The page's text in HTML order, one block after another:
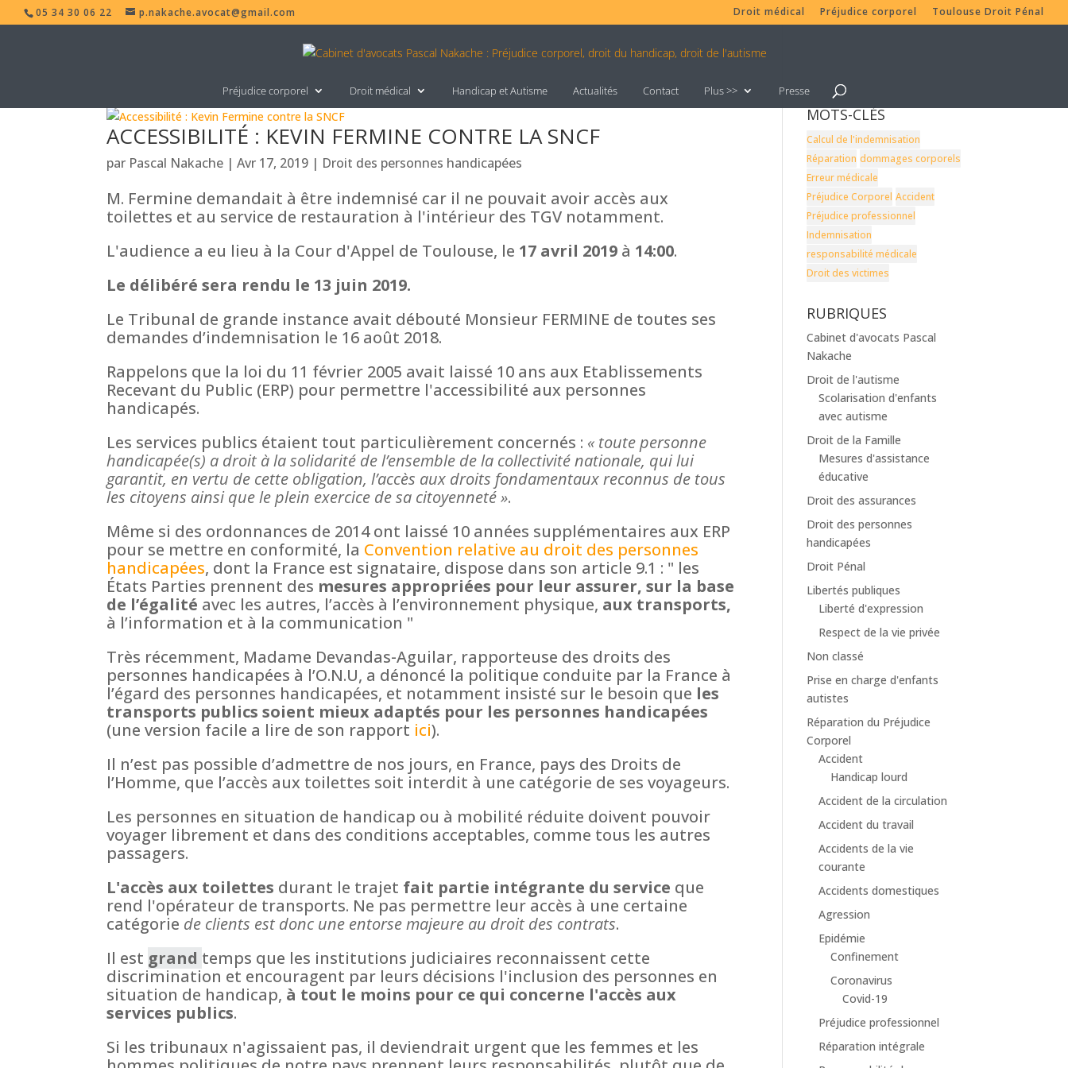
05 34 30 06 22 p.nakache.avocat@gmail.com Droit médical Préjudice corporel Toulouse Droit Pénal
Préjudice corporel Droit médical Handicap et Autisme Actualités Contact Plus >> Presse
ACCESSIBILITÉ : KEVIN FERMINE CONTRE LA SNCF
par Pascal Nakache |Avr 17, 2019 | Droit des personnes handicapées
M. Fermine demandait à être indemnisé car il ne pouvait avoir accès aux
toilettes et au service de restauration à l'intérieur des TGV notamment.
L'audience a eu lieu à la Cour d'Appel de Toulouse, le 17 avril 2019 à 14:00.
Le délibéré sera rendu le 13 juin 2019.
Le Tribunal de grande instance avait débouté Monsieur FERMINE de toutes ses
demandes d’indemnisation le 16 août 2018.
Rappelons que la loi du 11 février 2005 avait laissé 10 ans aux Etablissements
Recevant du Public (ERP) pour permettre l'accessibilité aux personnes
handicapés.
Les services publics étaient tout particulièrement concernés : « toute personne
handicapée(s) a droit à la solidarité de l’ensemble de la collectivité nationale, qui lui
garantit, en vertu de cette obligation, l’accès aux droits fondamentaux reconnus de tous
les citoyens ainsi que le plein exercice de sa citoyenneté ».
Même si des ordonnances de 2014 ont laissé 10 années supplémentaires aux ERP
pour se mettre en conformité, la Convention relative au droit des personnes
handicapées, dont la France est signataire, dispose dans son article 9.1 : " les
États Parties prennent des mesures appropriées pour leur assurer, sur la base
de l’égalité avec les autres, l’accès à l’environnement physique, aux transports,
à l’information et à la communication "
Très récemment, Madame Devandas-Aguilar, rapporteuse des droits des
personnes handicapées à l’O.N.U, a dénoncé la politique conduite par la France à
l’égard des personnes handicapées, et notamment insisté sur le besoin que les
transports publics soient mieux adaptés pour les personnes handicapées
(une version facile a lire de son rapport ici).
Il n’est pas possible d’admettre de nos jours, en France, pays des Droits de
l’Homme, que l’accès aux toilettes soit interdit à une catégorie de ses voyageurs.
Les personnes en situation de handicap ou à mobilité réduite doivent pouvoir
voyager librement et dans des conditions acceptables, comme tous les autres
passagers.
L'accès aux toilettes durant le trajet fait partie intégrante du service que
rend l'opérateur de transports. Ne pas permettre leur accès à une certaine
catégorie de clients est donc une entorse majeure au droit des contrats.
Il est grand temps que les institutions judiciaires reconnaissent cette
discrimination et encouragent par leurs décisions l'inclusion des personnes en
situation de handicap, à tout le moins pour ce qui concerne l'accès aux
services publics.
Si les tribunaux n'agissaient pas, il deviendrait urgent que les femmes et les
MOTS-CLÉS
Calcul de l'indemnisation
Réparation dommages corporels
Erreur médicale
Préjudice Corporel Accident
Préjudice professionnel
Indemnisation
responsabilité médicale
Droit des victimes
RUBRIQUES
Cabinet d'avocats Pascal
Nakache
Droit de l'autisme
Scolarisation d'enfants
avec autisme
Droit de la Famille
Mesures d'assistance
éducative
Droit des assurances
Droit des personnes
handicapées
Droit Pénal
Libertés publiques
Liberté d'expression
Respect de la vie privée
Non classé
Prise en charge d'enfants
autistes
Réparation du Préjudice
Corporel
Accident
Handicap lourd
Accident de la circulation
Accident du travail
Accidents de la vie
courante
Accidents domestiques
Agression
Epidémie
Confinement
Coronavirus
Covid-19
Préjudice professionnel
Réparation intégrale